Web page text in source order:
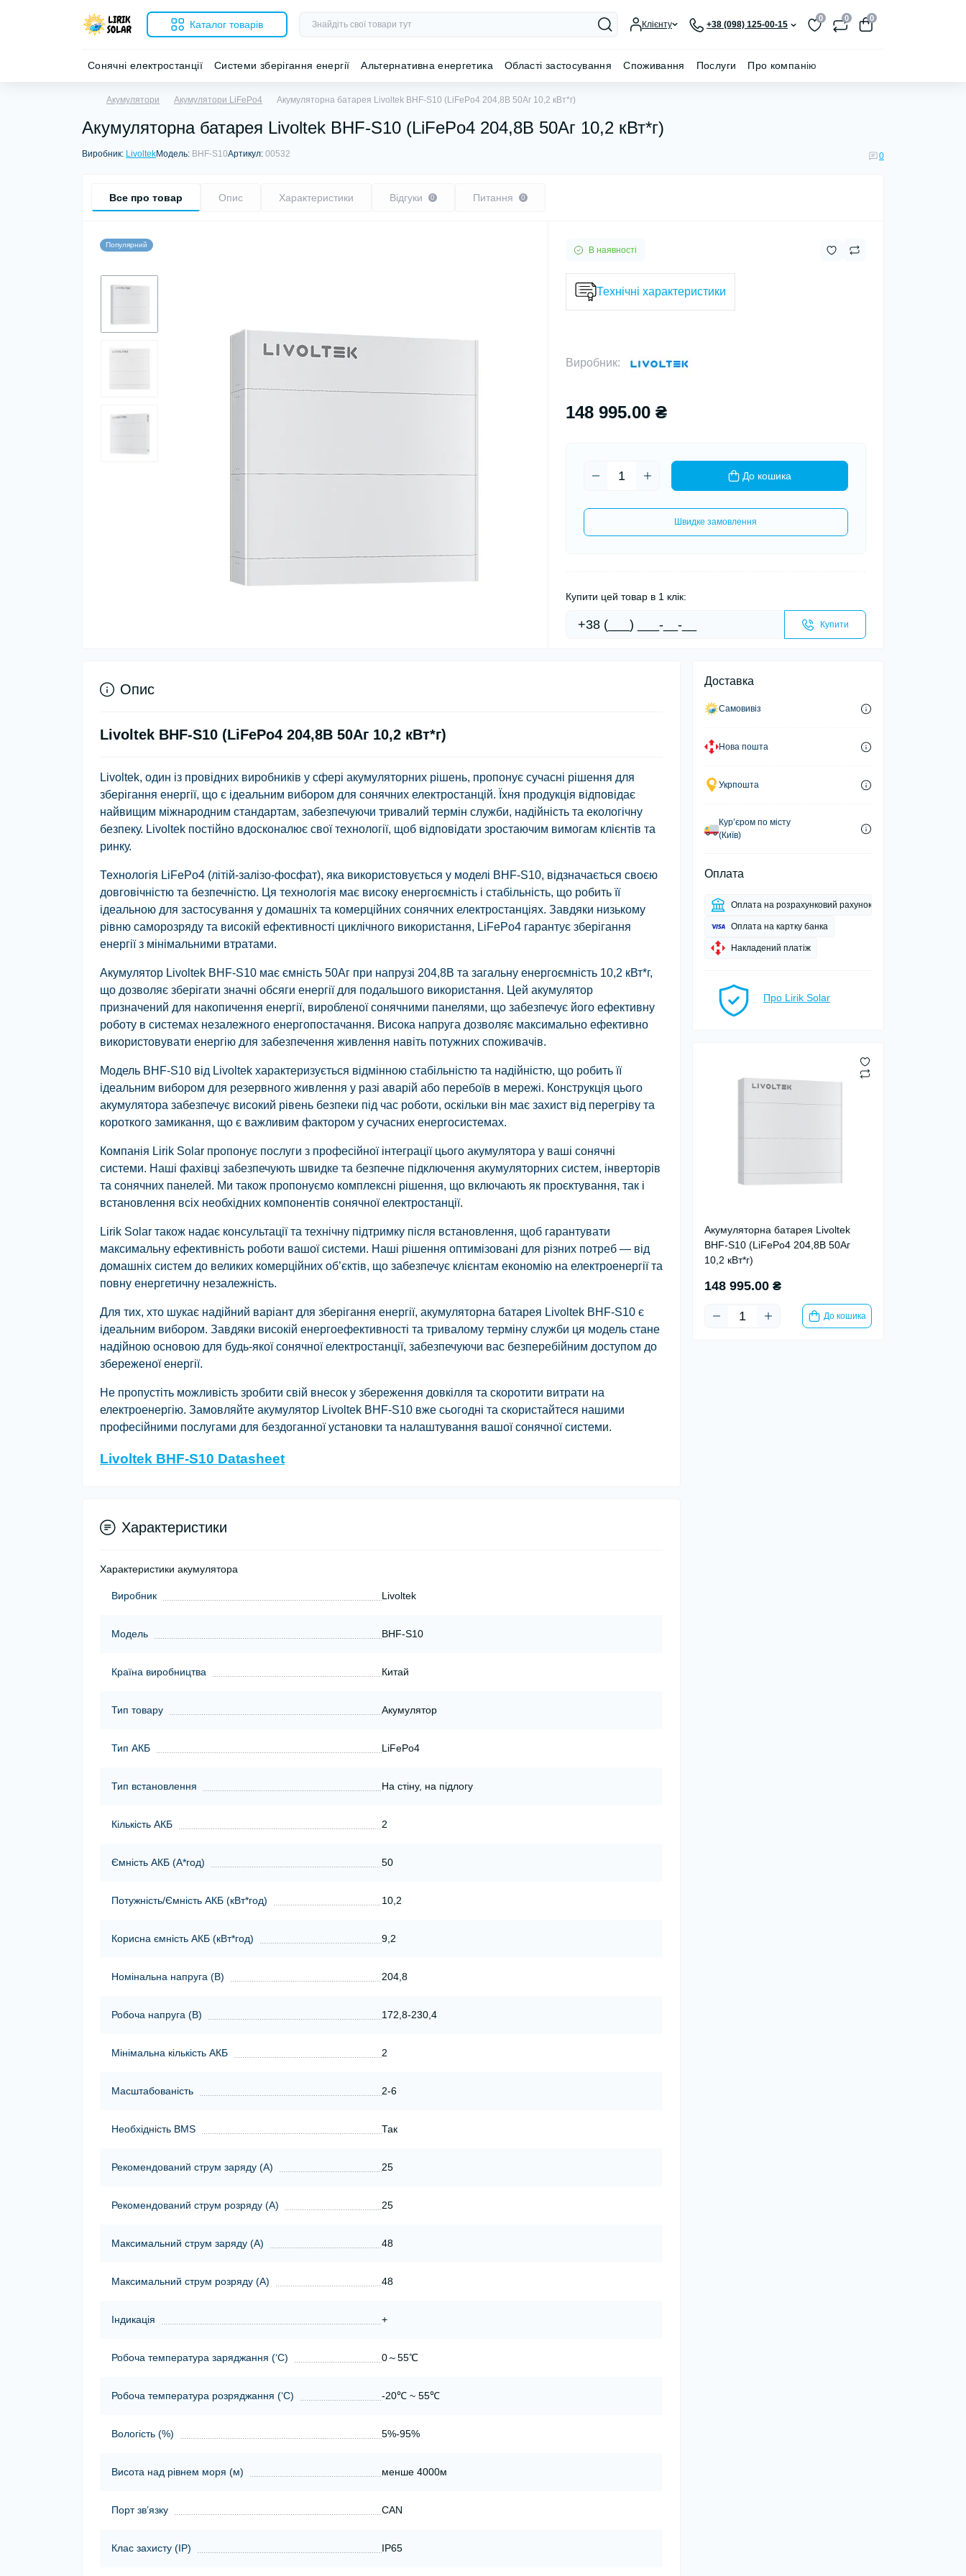
Каталог товарів Клієнту +38 (098) 125-00-15
0 0 0
Сонячні електростанції Системи зберігання енергії Альтернативна енергетика Області застосування Споживання Послуги Про компанію
Акумулятори Акумулятори LiFePo4 Акумуляторна батарея Livoltek BHF-S10 (LiFePo4 204,8В 50Аг 10,2 кВт*г)
Акумуляторна батарея Livoltek BHF-S10 (LiFePo4 204,8В 50Аг 10,2 кВт*г)
Виробник: LivoltekМодель: BHF-S10Артикул: 00532 0
Все про товар Опис Характеристики Відгуки 0 Питання 0
Популярний
В наявності
Технічні характеристики
Виробник:
148 995.00 ₴
До кошика
Швидке замовлення
Купити цей товар в 1 клік:
Купити
Доставка
Самовивіз
Нова пошта
Укрпошта
Курʼєром по місту
(Київ)
Оплата
Оплата на розрахунковий рахунок
Оплата на картку банка
Накладений платіж
Про Lirik Solar
Акумуляторна батарея Livoltek
BHF-S10 (LiFePo4 204,8В 50Аг
10,2 кВт*г)
148 995.00 ₴
До кошика
Опис
Livoltek BHF-S10 (LiFePo4 204,8В 50Аг 10,2 кВт*г)
Livoltek, один із провідних виробників у сфері акумуляторних рішень, пропонує сучасні рішення для
зберігання енергії, що є ідеальним вибором для сонячних електростанцій. Їхня продукція відповідає
найвищим міжнародним стандартам, забезпечуючи тривалий термін служби, надійність та екологічну
безпеку. Livoltek постійно вдосконалює свої технології, щоб відповідати зростаючим вимогам клієнтів та
ринку.
Технологія LiFePo4 (літій-залізо-фосфат), яка використовується у моделі BHF-S10, відзначається своєю
довговічністю та безпечністю. Ця технологія має високу енергоємність і стабільність, що робить її
ідеальною для застосування у домашніх та комерційних сонячних електростанціях. Завдяки низькому
рівню саморозряду та високій ефективності циклічного використання, LiFePo4 гарантує зберігання
енергії з мінімальними втратами.
Акумулятор Livoltek BHF-S10 має ємність 50Аг при напрузі 204,8В та загальну енергоємність 10,2 кВт*г,
що дозволяє зберігати значні обсяги енергії для подальшого використання. Цей акумулятор
призначений для накопичення енергії, виробленої сонячними панелями, що забезпечує його ефективну
роботу в системах незалежного енергопостачання. Висока напруга дозволяє максимально ефективно
використовувати енергію для забезпечення живлення навіть потужних споживачів.
Модель BHF-S10 від Livoltek характеризується відмінною стабільністю та надійністю, що робить її
ідеальним вибором для резервного живлення у разі аварій або перебоїв в мережі. Конструкція цього
акумулятора забезпечує високий рівень безпеки під час роботи, оскільки він має захист від перегріву та
короткого замикання, що є важливим фактором у сучасних енергосистемах.
Компанія Lirik Solar пропонує послуги з професійної інтеграції цього акумулятора у ваші сонячні
системи. Наші фахівці забезпечують швидке та безпечне підключення акумуляторних систем, інверторів
та сонячних панелей. Ми також пропонуємо комплексні рішення, що включають як проєктування, так і
встановлення всіх необхідних компонентів сонячної електростанції.
Lirik Solar також надає консультації та технічну підтримку після встановлення, щоб гарантувати
максимальну ефективність роботи вашої системи. Наші рішення оптимізовані для різних потреб — від
домашніх систем до великих комерційних об’єктів, що забезпечує клієнтам економію на електроенергії та
повну енергетичну незалежність.
Для тих, хто шукає надійний варіант для зберігання енергії, акумуляторна батарея Livoltek BHF-S10 є
ідеальним вибором. Завдяки високій енергоефективності та тривалому терміну служби ця модель стане
надійною основою для будь-якої сонячної електростанції, забезпечуючи вас безперебійним доступом до
збереженої енергії.
Не пропустіть можливість зробити свій внесок у збереження довкілля та скоротити витрати на
електроенергію. Замовляйте акумулятор Livoltek BHF-S10 вже сьогодні та скористайтеся нашими
професійними послугами для бездоганної установки та налаштування вашої сонячної системи.
Livoltek BHF-S10 Datasheet
Характеристики
Характеристики акумулятора
Виробник Livoltek
Модель BHF-S10
Країна виробництва Китай
Тип товару Акумулятор
Тип АКБ LiFePo4
Тип встановлення На стіну, на підлогу
Кількість АКБ 2
Ємність АКБ (А*год) 50
Потужність/Ємність АКБ (кВт*год) 10,2
Корисна ємність АКБ (кВт*год) 9,2
Номінальна напруга (В) 204,8
Робоча напруга (В) 172,8-230,4
Мінімальна кількість АКБ 2
Масштабованість 2-6
Необхідність BMS Так
Рекомендований струм заряду (А) 25
Рекомендований струм розряду (А) 25
Максимальний струм заряду (А) 48
Максимальний струм розряду (А) 48
Індикація +
Робоча температура заряджання (‘С) 0～55℃
Робоча температура розряджання (‘С) -20℃ ~ 55℃
Вологість (%) 5%-95%
Висота над рівнем моря (м) менше 4000м
Порт зв’язку CAN
Клас захисту (ІР) IP65